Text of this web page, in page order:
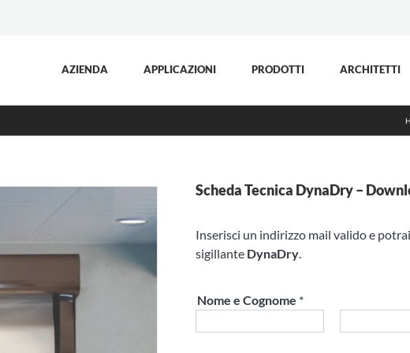
AZIENDA APPLICAZIONI PRODOTTI ARCHITETTI
Scheda Tecnica DynaDry –
Inserisci un indirizzo mail valido e
sigillante DynaDry.
Nome e Cognome *